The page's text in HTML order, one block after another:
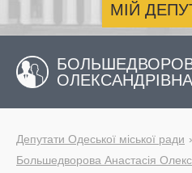
МІЙ
ОЛЕКСАНДРІВНА
Депутати Одеської міської ради
Большедворова Анастасія